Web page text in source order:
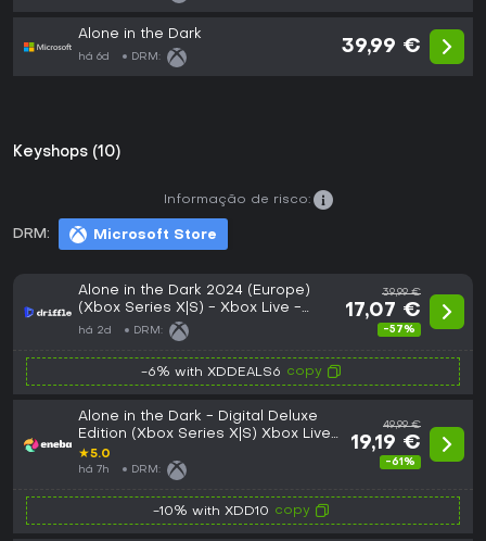
Alone in the Dark
há 6d DRM:
39,99 €
Keyshops (10)
DRM: Microsoft Store
Informação de risco:
Alone in the Dark 2024 (Europe)
(Xbox Series X|S) - Xbox Live -
Digital Key
há 2d DRM:
39,99 €
17,07 €
-57%
-6% with XDDEALS6 copy
Alone in the Dark - Digital Deluxe
Edition (Xbox Series X|S) Xbox Live
Key EUROPE
★5.0
há 7h DRM:
49,99 €
19,19 €
-61%
-10% with XDD10 copy